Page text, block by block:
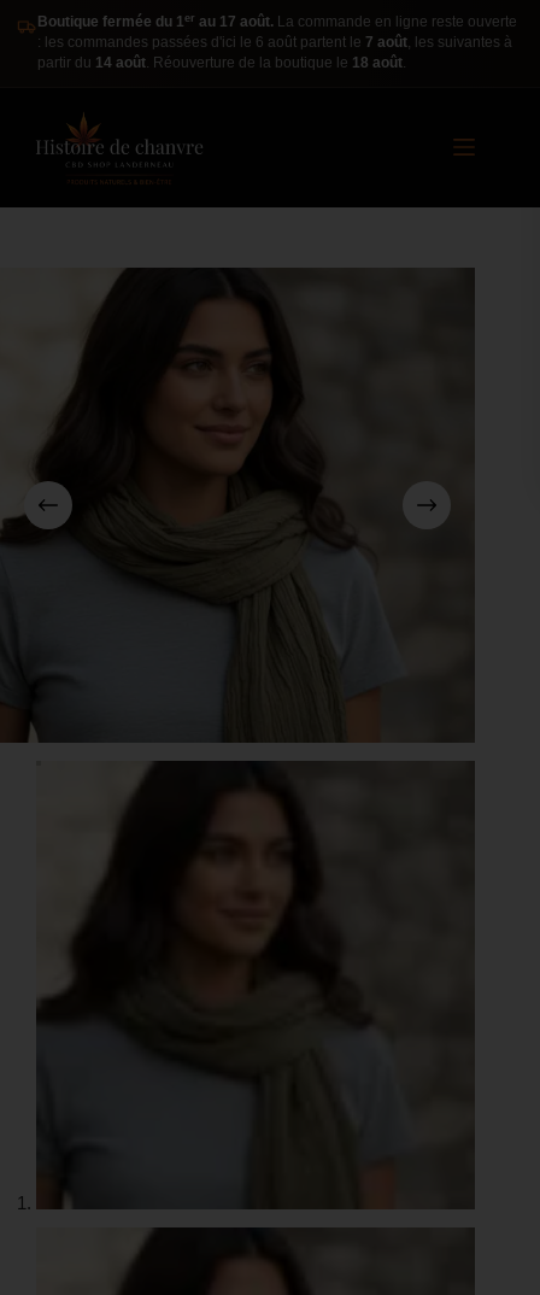
Boutique fermée du 1er au 17 août. La commande en ligne reste ouverte
: les commandes passées d'ici le 6 août partent le 7 août, les suivantes à
partir du 14 août. Réouverture de la boutique le 18 août.